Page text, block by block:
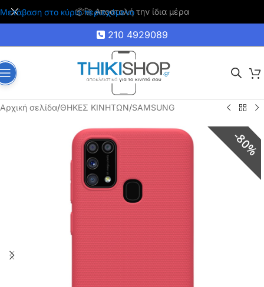
Μετάβαση στο κύριο περιεχόμενο
🚚 Δωρεάν μεταφορικά για αγορές άνω των 35€
210 4929089
Αρχική σελίδα/ΘΗΚΕΣ ΚΙΝΗΤΩΝ/SAMSUNG
80%